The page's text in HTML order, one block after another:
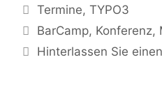
Kategorien
Termine,TYPO3
Tags
BarCamp, Konferenz,
Hinterlassen Sie